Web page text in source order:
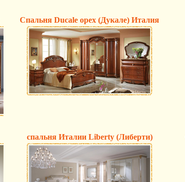
Спальня Ducale орех (Дукале) Италия
спальня Италии Liberty (Либерти)